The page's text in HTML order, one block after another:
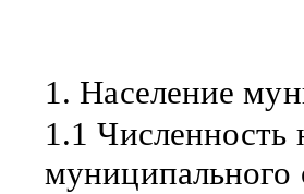
1. Население
1.1 Численность
муниципального